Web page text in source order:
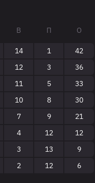
В П О
14 1
42
12 3
36
11 5
33
10 8
30
7 9
21
4 12
12
3 13
9
2 12 6